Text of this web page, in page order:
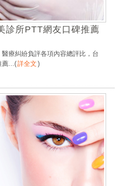
診所PTT網友口碑推薦
療糾紛負評各項內容總評比，台
薦...(詳全文 )